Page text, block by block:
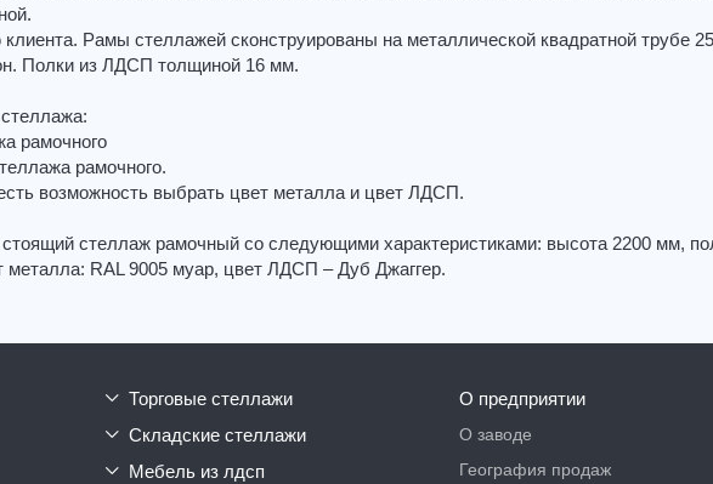
Рамы стеллажей сконструированы на металлической квадратной трубе
Полки из ЛДСП толщиной 16 мм.
рамочного
рамочного.
возможность выбрать цвет металла и цвет ЛДСП.
стеллаж рамочный со следующими характеристиками: высота 2200 мм,
RAL 9005 муар, цвет ЛДСП – Дуб Джаггер.
торговые стеллажи
складские стеллажи
мебель из лдсп
О предприятии
О заводе
География продаж